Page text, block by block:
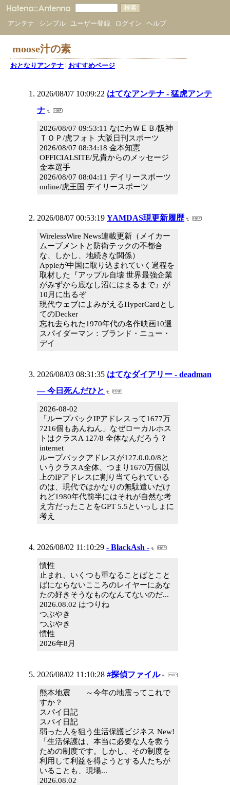
アンテナ シンプル ユーザー登録 ログイン ヘルプ
moose汁の素
おとなりアンテナ | おすすめページ
2026/08/07 10:09:22 はてなアンテナ - 猛虎アンテ
ナ
2026/08/07 09:53:11 なにわＷＥＢ/阪神
ＴＯＰ/虎フォト 大阪日刊スポーツ
2026/08/07 08:34:18 金本知憲
OFFICIALSITE/兄貴からのメッセージ
金本選手
2026/08/07 08:04:11 デイリースポーツ
online/虎王国 デイリースポーツ
2026/08/07 00:53:19 YAMDAS現更新履歴
WirelessWire News連載更新（メイカー
ムーブメントと防衛テックの不都合
な、しかし、地続きな関係）
Appleが中国に取り込まれていく過程を
取材した『アップル自壊 世界最強企業
がみずから底なし沼にはまるまで』が
10月に出るぞ
現代ウェブによみがえるHyperCardとし
てのDecker
忘れ去られた1970年代の名作映画10選
スパイダーマン：ブランド・ニュー・
デイ
2026/08/03 08:31:35 はてなダイアリー - deadman
― 今日死んだひと
2026-08-02
「ループバックIPアドレスって1677万
7216個もあんねん」なぜローカルホス
トはクラスA 127/8 全体なんだろう？
internet
ループバックアドレスが127.0.0.0/8と
いうクラスA全体、つまり1670万個以
上のIPアドレスに割り当てられている
のは、現代ではかなりの無駄遣いだけ
れど1980年代前半にはそれが自然な考
え方だったことをGPT 5.5といっしょに
考え
2026/08/02 11:10:29 - BlackAsh -
慣性
止まれ、いくつも重なることばとこと
ばにならないこころのレイヤーにあな
たの好きそうなものなんてないのだ...
2026.08.02 はつりね
つぶやき
つぶやき
慣性
2026年8月
2026/08/02 11:10:28 #探偵ファイル
熊本地震 ～今年の地震ってこれで
すか？
スパイ日記
スパイ日記
弱った人を狙う生活保護ビジネス New!
「生活保護は、本当に必要な人を救う
ための制度です。しかし、その制度を
利用して利益を得ようとする人たちが
いることも、現場...
2026.08.02